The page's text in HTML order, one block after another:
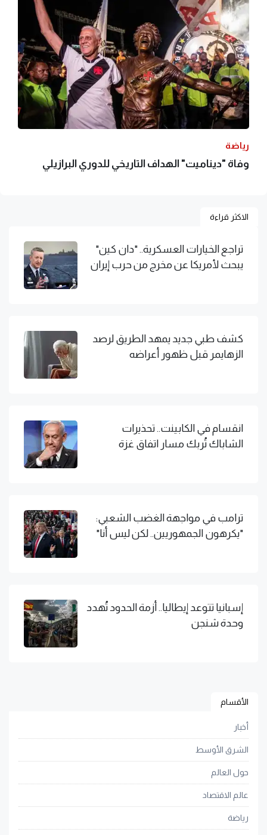
رياضة
وفاة "ديناميت" الهداف التاريخي للدوري البرازيلي
الاكثر قراءة
تراجع الخيارات العسكرية.. "دان كين"
يبحث لأمريكا عن مخرج من حرب إيران
كشف طبي جديد يمهد الطريق لرصد
الزهايمر قبل ظهور أعراضه
انقسام في الكابينت.. تحذيرات
الشاباك تُربك مسار اتفاق غزة
ترامب في مواجهة الغضب الشعبي:
"يكرهون الجمهوريين.. لكن ليس أنا"
إسبانيا تتوعد إيطاليا.. أزمة الحدود تُهدد
وحدة شنجن
الأقسام
أخبار
الشرق الأوسط
حول العالم
عالم الاقتصاد
رياضة